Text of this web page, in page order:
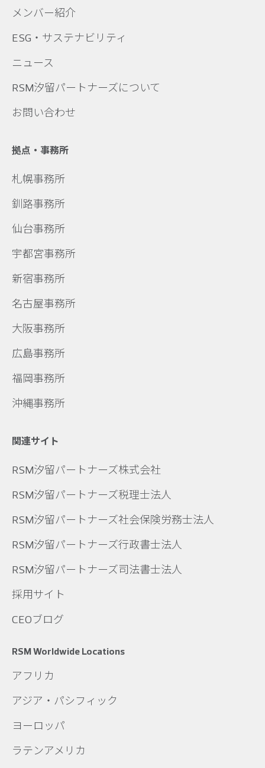
メンバー紹介
ESG・サステナビリティ
ニュース
RSM汐留パートナーズについて
お問い合わせ
拠点・事務所
札幌事務所
釧路事務所
仙台事務所
宇都宮事務所
新宿事務所
名古屋事務所
大阪事務所
広島事務所
福岡事務所
沖縄事務所
関連サイト
RSM汐留パートナーズ株式会社
RSM汐留パートナーズ税理士法人
RSM汐留パートナーズ社会保険労務士法人
RSM汐留パートナーズ行政書士法人
RSM汐留パートナーズ司法書士法人
採用サイト
CEOブログ
RSM Worldwide Locations
アフリカ
アジア・パシフィック
ヨーロッパ
ラテンアメリカ